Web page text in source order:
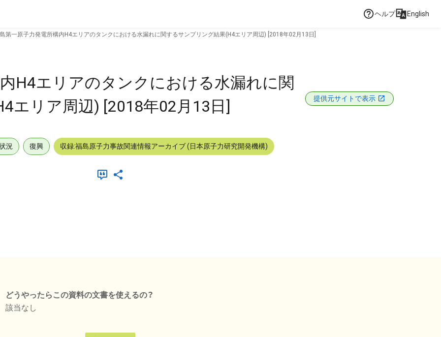
ヘルプ English
第一原子力発電所構内H4エリアのタンクにおける水漏れに関するサンプリング結果(H4エリア周辺) [2018年02月13日]
H4エリアのタンクにおける水漏れに関
エリア周辺) [2018年02月13日]
提供元サイトで表示
況 復興 収録:福島原子力事故関連情報アーカイブ (日本原子力研究開発機構)
どうやったらこの資料の文書を使えるの？
該当なし